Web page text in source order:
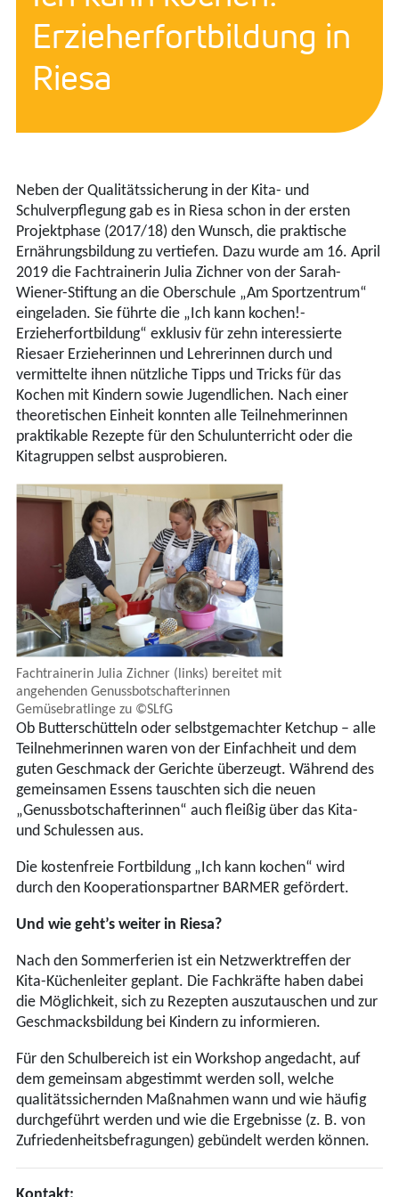
Erzieherfortbildung in
Riesa
Neben der Qualitätssicherung in der Kita- und
Schulverpflegung gab es in Riesa schon in der ersten
Projektphase (2017/18) den Wunsch, die praktische
Ernährungsbildung zu vertiefen. Dazu wurde am 16. April
2019 die Fachtrainerin Julia Zichner von der Sarah-
Wiener-Stiftung an die Oberschule „Am Sportzentrum“
eingeladen. Sie führte die „Ich kann kochen!-
Erzieherfortbildung“ exklusiv für zehn interessierte
Riesaer Erzieherinnen und Lehrerinnen durch und
vermittelte ihnen nützliche Tipps und Tricks für das
Kochen mit Kindern sowie Jugendlichen. Nach einer
theoretischen Einheit konnten alle Teilnehmerinnen
praktikable Rezepte für den Schulunterricht oder die
Kitagruppen selbst ausprobieren.
Fachtrainerin Julia Zichner (links) bereitet mit
angehenden Genussbotschafterinnen
Gemüsebratlinge zu ©SLfG
Ob Butterschütteln oder selbstgemachter Ketchup – alle
Teilnehmerinnen waren von der Einfachheit und dem
guten Geschmack der Gerichte überzeugt. Während des
gemeinsamen Essens tauschten sich die neuen
„Genussbotschafterinnen“ auch fleißig über das Kita-
und Schulessen aus.
Die kostenfreie Fortbildung „Ich kann kochen“ wird
durch den Kooperationspartner BARMER gefördert.
Und wie geht’s weiter in Riesa?
Nach den Sommerferien ist ein Netzwerktreffen der
Kita-Küchenleiter geplant. Die Fachkräfte haben dabei
die Möglichkeit, sich zu Rezepten auszutauschen und zur
Geschmacksbildung bei Kindern zu informieren.
Für den Schulbereich ist ein Workshop angedacht, auf
dem gemeinsam abgestimmt werden soll, welche
qualitätssichernden Maßnahmen wann und wie häufig
durchgeführt werden und wie die Ergebnisse (z. B. von
Zufriedenheitsbefragungen) gebündelt werden können.